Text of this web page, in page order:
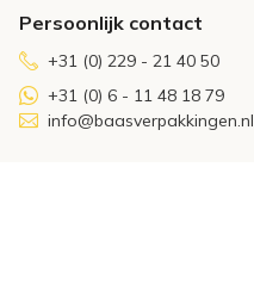
Persoonlijk contact
+31 (0) 229 - 21 40 50
+31 (0) 6 - 11 48 18 79
info@baasverpakkingen.nl